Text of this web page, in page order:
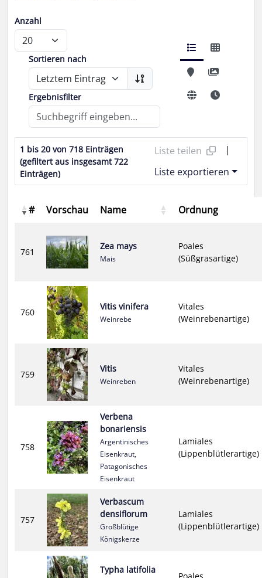
Anzahl
Sortieren nach
Ergebnisfilter
1 bis 20 von 718 Einträgen
(gefiltert aus insgesamt 722
Einträgen)
Liste teilen
|
Liste exportieren
# Vorschau Name Ordnung
761
Zea mays
Mais
Poales
(Süßgrasartige)
760
Vitis vinifera
Weinrebe
Vitales
(Weinrebenartige)
759
Vitis
Weinreben
Vitales
(Weinrebenartige)
758
Verbena
bonariensis
Argentinisches
Eisenkraut,
Patagonisches
Eisenkraut
Lamiales
(Lippenblütlerartige)
757
Verbascum
densiflorum
Großblütige
Königskerze
Lamiales
(Lippenblütlerartige)
Typha latifolia